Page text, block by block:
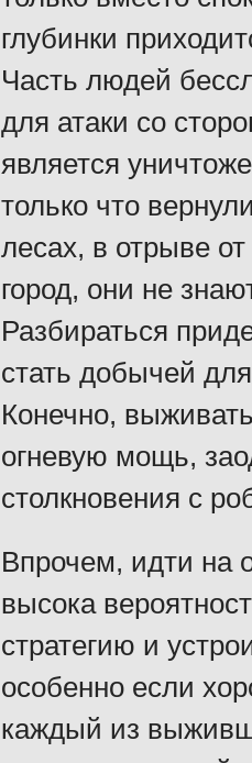
глубинки
Часть людей
для атаки со
является
только что
лесах, в отрыве
город, они не
Разбираться
стать добычей
Конечно,
огневую мощь,
столкновения с
Впрочем, идти на
высока
стратегию и
особенно если
каждый из